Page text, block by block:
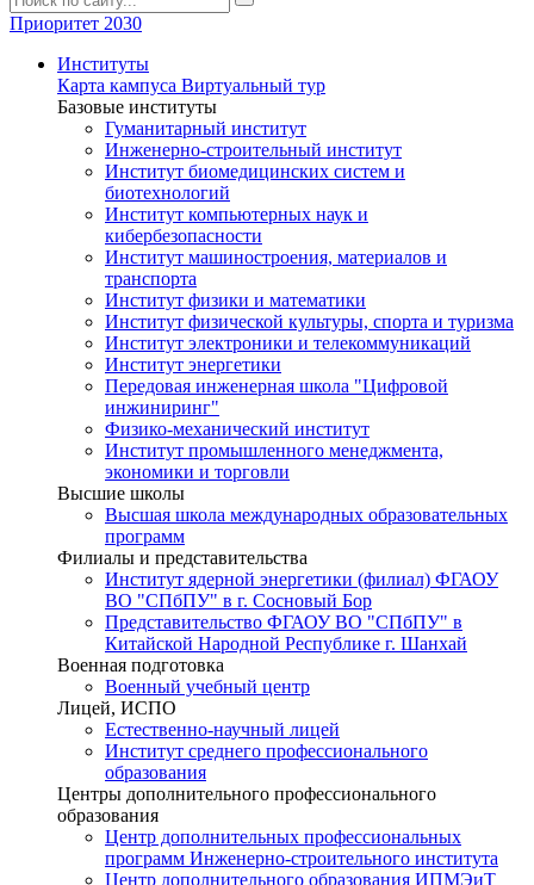
Приоритет 2030
Институты
Карта кампуса Виртуальный тур
Базовые институты
Гуманитарный институт
Инженерно-строительный институт
Институт биомедицинских систем и
биотехнологий
Институт компьютерных наук и
кибербезопасности
Институт машиностроения, материалов и
транспорта
Институт физики и математики
Институт физической культуры, спорта и туризма
Институт электроники и телекоммуникаций
Институт энергетики
Передовая инженерная школа "Цифровой
инжиниринг"
Физико-механический институт
Институт промышленного менеджмента,
экономики и торговли
Высшие школы
Высшая школа международных образовательных
программ
Филиалы и представительства
Институт ядерной энергетики (филиал) ФГАОУ
ВО "СПбПУ" в г. Сосновый Бор
Представительство ФГАОУ ВО "СПбПУ" в
Китайской Народной Республике г. Шанхай
Военная подготовка
Военный учебный центр
Лицей, ИСПО
Естественно-научный лицей
Институт среднего профессионального
образования
Центры дополнительного профессионального
образования
Центр дополнительных профессиональных
программ Инженерно-строительного института
Центр дополнительного образования ИПМЭиТ